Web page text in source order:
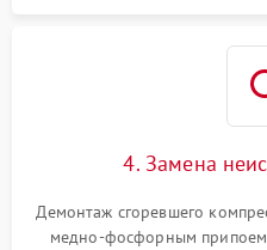
4. Замена
Демонтаж сгоревшего
медно-фосфорным